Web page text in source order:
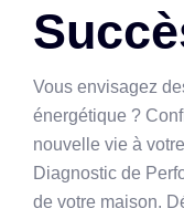
Vous envisagez
énergétique ?
nouvelle vie à
Diagnostic de
de votre maison.